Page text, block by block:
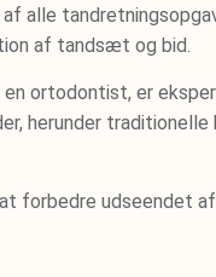
alle
af tandsæt og bid.
ortodontist, er
herunder traditionelle
forbedre udseendet